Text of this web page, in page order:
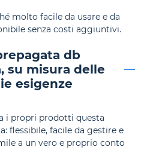
molto facile da usare e da
senza costi aggiuntivi.
db
su misura delle
esigenze
i propri prodotti questa
flessibile, facile da gestire e
a un vero e proprio conto